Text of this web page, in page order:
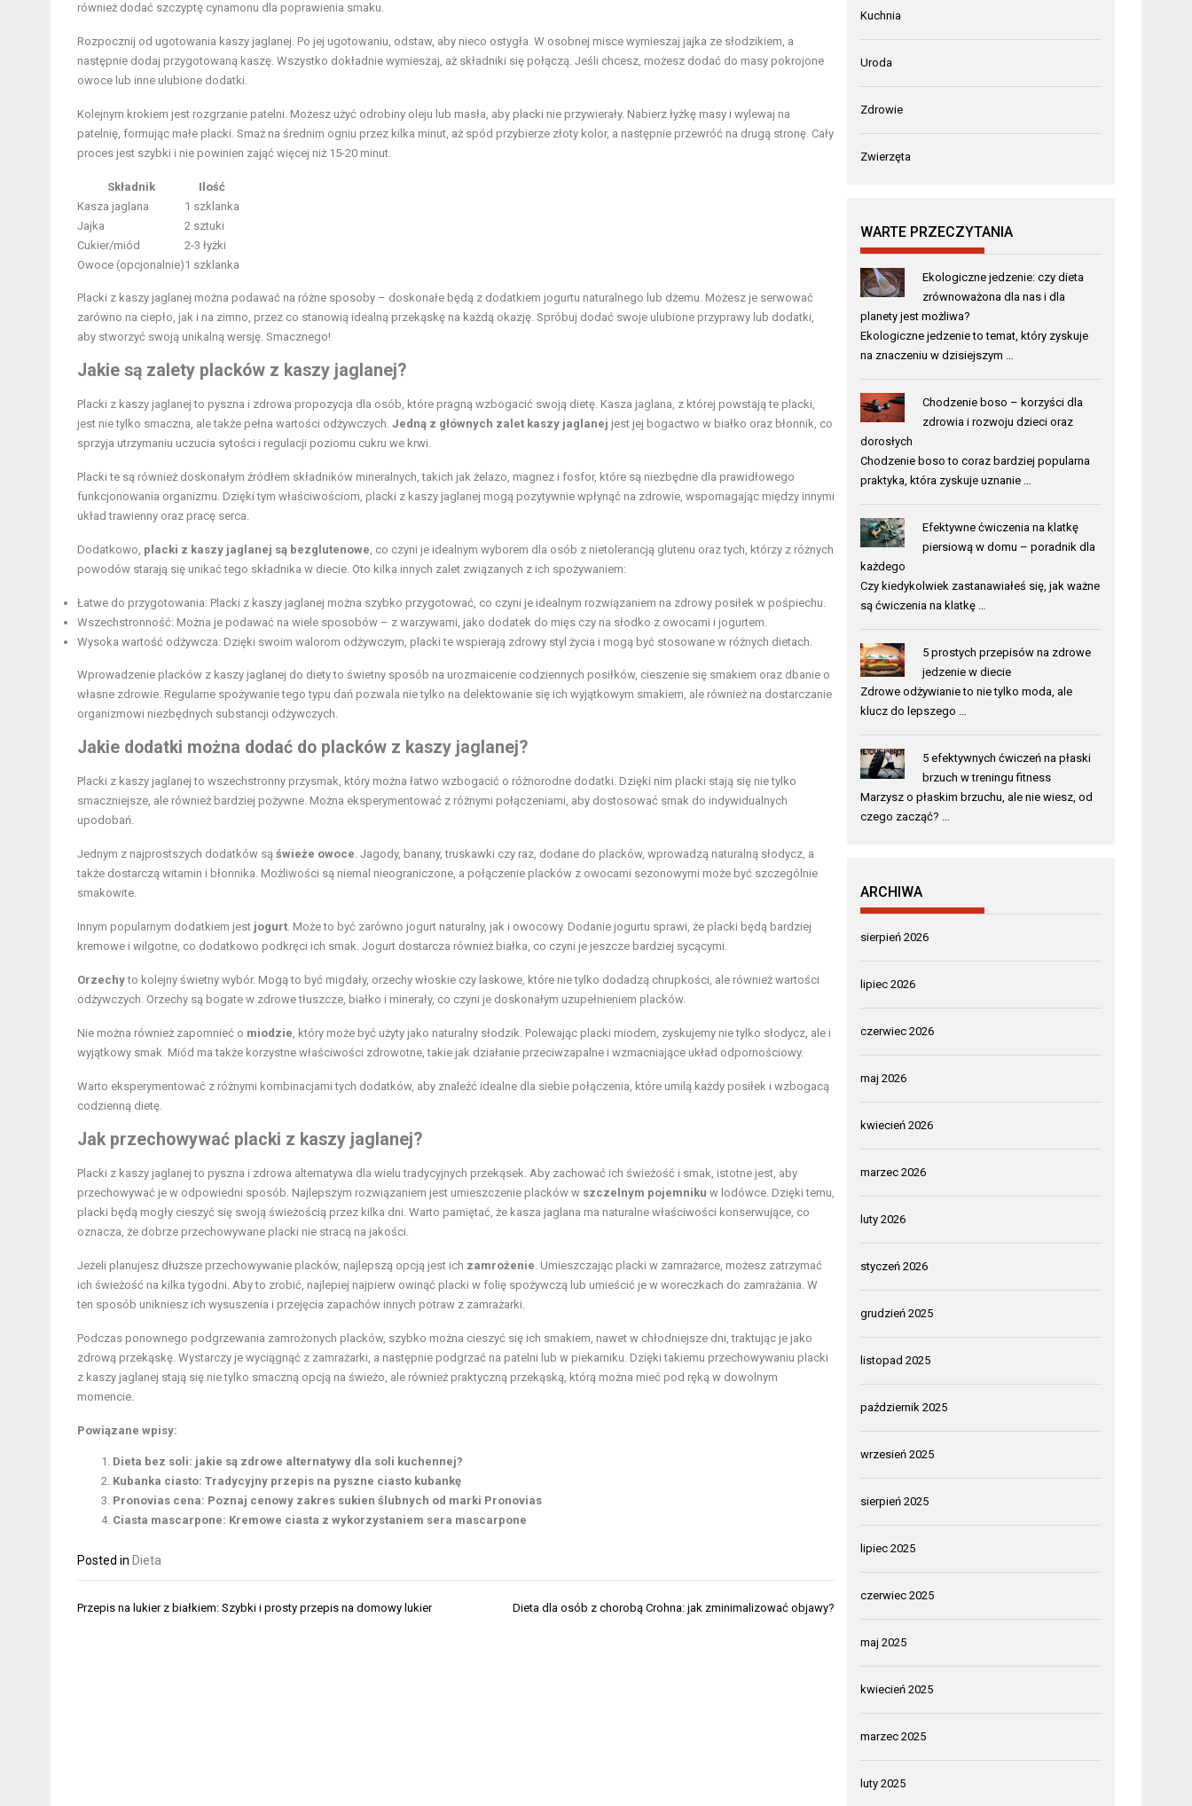
również dodać szczyptę cynamonu dla poprawienia smaku.
Rozpocznij od ugotowania kaszy jaglanej. Po jej ugotowaniu, odstaw, aby nieco ostygła. W osobnej misce wymieszaj jajka ze słodzikiem, a
następnie dodaj przygotowaną kaszę. Wszystko dokładnie wymieszaj, aż składniki się połączą. Jeśli chcesz, możesz dodać do masy pokrojone
owoce lub inne ulubione dodatki.
Kolejnym krokiem jest rozgrzanie patelni. Możesz użyć odrobiny oleju lub masła, aby placki nie przywierały. Nabierz łyżkę masy i wylewaj na
patelnię, formując małe placki. Smaż na średnim ogniu przez kilka minut, aż spód przybierze złoty kolor, a następnie przewróć na drugą stronę. Cały
proces jest szybki i nie powinien zająć więcej niż 15-20 minut.
Składnik
Ilość
Kasza jaglana
1 szklanka
Jajka
2 sztuki
Cukier/miód
2-3 łyżki
Owoce (opcjonalnie)1 szklanka
Placki z kaszy jaglanej można podawać na różne sposoby – doskonałe będą z dodatkiem jogurtu naturalnego lub dżemu. Możesz je serwować
zarówno na ciepło, jak i na zimno, przez co stanowią idealną przekąskę na każdą okazję. Spróbuj dodać swoje ulubione przyprawy lub dodatki,
aby stworzyć swoją unikalną wersję. Smacznego!
Jakie są zalety placków z kaszy jaglanej?
Placki z kaszy jaglanej to pyszna i zdrowa propozycja dla osób, które pragną wzbogacić swoją dietę. Kasza jaglana, z której powstają te placki,
jest nie tylko smaczna, ale także pełna wartości odżywczych. Jedną z głównych zalet kaszy jaglanej jest jej bogactwo w białko oraz błonnik, co
sprzyja utrzymaniu uczucia sytości i regulacji poziomu cukru we krwi.
Placki te są również doskonałym źródłem składników mineralnych, takich jak żelazo, magnez i fosfor, które są niezbędne dla prawidłowego
funkcjonowania organizmu. Dzięki tym właściwościom, placki z kaszy jaglanej mogą pozytywnie wpłynąć na zdrowie, wspomagając między innymi
układ trawienny oraz pracę serca.
Dodatkowo, placki z kaszy jaglanej są bezglutenowe, co czyni je idealnym wyborem dla osób z nietolerancją glutenu oraz tych, którzy z różnych
powodów starają się unikać tego składnika w diecie. Oto kilka innych zalet związanych z ich spożywaniem:
Łatwe do przygotowania: Placki z kaszy jaglanej można szybko przygotować, co czyni je idealnym rozwiązaniem na zdrowy posiłek w pośpiechu.
Wszechstronność: Można je podawać na wiele sposobów – z warzywami, jako dodatek do mięs czy na słodko z owocami i jogurtem.
Wysoka wartość odżywcza: Dzięki swoim walorom odżywczym, placki te wspierają zdrowy styl życia i mogą być stosowane w różnych dietach.
Wprowadzenie placków z kaszy jaglanej do diety to świetny sposób na urozmaicenie codziennych posiłków, cieszenie się smakiem oraz dbanie o
własne zdrowie. Regularne spożywanie tego typu dań pozwala nie tylko na delektowanie się ich wyjątkowym smakiem, ale również na dostarczanie
organizmowi niezbędnych substancji odżywczych.
Jakie dodatki można dodać do placków z kaszy jaglanej?
Placki z kaszy jaglanej to wszechstronny przysmak, który można łatwo wzbogacić o różnorodne dodatki. Dzięki nim placki stają się nie tylko
smaczniejsze, ale również bardziej pożywne. Można eksperymentować z różnymi połączeniami, aby dostosować smak do indywidualnych
upodobań.
Jednym z najprostszych dodatków są świeże owoce. Jagody, banany, truskawki czy raz, dodane do placków, wprowadzą naturalną słodycz, a
także dostarczą witamin i błonnika. Możliwości są niemal nieograniczone, a połączenie placków z owocami sezonowymi może być szczególnie
smakowite.
Innym popularnym dodatkiem jest jogurt. Może to być zarówno jogurt naturalny, jak i owocowy. Dodanie jogurtu sprawi, że placki będą bardziej
kremowe i wilgotne, co dodatkowo podkręci ich smak. Jogurt dostarcza również białka, co czyni je jeszcze bardziej sycącymi.
Orzechyto kolejny świetny wybór. Mogą to być migdały, orzechy włoskie czy laskowe, które nie tylko dodadzą chrupkości, ale również wartości
odżywczych. Orzechy są bogate w zdrowe tłuszcze, białko i minerały, co czyni je doskonałym uzupełnieniem placków.
Nie można również zapomnieć o miodzie, który może być użyty jako naturalny słodzik. Polewając placki miodem, zyskujemy nie tylko słodycz, ale i
wyjątkowy smak. Miód ma także korzystne właściwości zdrowotne, takie jak działanie przeciwzapalne i wzmacniające układ odpornościowy.
Warto eksperymentować z różnymi kombinacjami tych dodatków, aby znaleźć idealne dla siebie połączenia, które umilą każdy posiłek i wzbogacą
codzienną dietę.
Jak przechowywać placki z kaszy jaglanej?
Placki z kaszy jaglanej to pyszna i zdrowa alternatywa dla wielu tradycyjnych przekąsek. Aby zachować ich świeżość i smak, istotne jest, aby
przechowywać je w odpowiedni sposób. Najlepszym rozwiązaniem jest umieszczenie placków w szczelnym pojemniku w lodówce. Dzięki temu,
placki będą mogły cieszyć się swoją świeżością przez kilka dni. Warto pamiętać, że kasza jaglana ma naturalne właściwości konserwujące, co
oznacza, że dobrze przechowywane placki nie stracą na jakości.
Jeżeli planujesz dłuższe przechowywanie placków, najlepszą opcją jest ich zamrożenie. Umieszczając placki w zamrażarce, możesz zatrzymać
ich świeżość na kilka tygodni. Aby to zrobić, najlepiej najpierw owinąć placki w folię spożywczą lub umieścić je w woreczkach do zamrażania. W
ten sposób unikniesz ich wysuszenia i przejęcia zapachów innych potraw z zamrażarki.
Podczas ponownego podgrzewania zamrożonych placków, szybko można cieszyć się ich smakiem, nawet w chłodniejsze dni, traktując je jako
zdrową przekąskę. Wystarczy je wyciągnąć z zamrażarki, a następnie podgrzać na patelni lub w piekarniku. Dzięki takiemu przechowywaniu placki
z kaszy jaglanej stają się nie tylko smaczną opcją na świeżo, ale również praktyczną przekąską, którą można mieć pod ręką w dowolnym
momencie.
Powiązane wpisy:
Dieta bez soli: jakie są zdrowe alternatywy dla soli kuchennej?
Kubanka ciasto: Tradycyjny przepis na pyszne ciasto kubankę
Pronovias cena: Poznaj cenowy zakres sukien ślubnych od marki Pronovias
Ciasta mascarpone: Kremowe ciasta z wykorzystaniem sera mascarpone
Posted in Dieta
Nawigacja
Przepis na lukier z białkiem: Szybki i prosty przepis na domowy lukier Dieta dla osób z chorobą Crohna: jak zminimalizować objawy?
Kuchnia
Uroda
Zdrowie
Zwierzęta
WARTE PRZECZYTANIA
Ekologiczne jedzenie: czy dieta
zrównoważona dla nas i dla
planety jest możliwa?
Ekologiczne jedzenie to temat, który zyskuje
na znaczeniu w dzisiejszym …
Chodzenie boso – korzyści dla
zdrowia i rozwoju dzieci oraz
dorosłych
Chodzenie boso to coraz bardziej popularna
praktyka, która zyskuje uznanie …
Efektywne ćwiczenia na klatkę
piersiową w domu – poradnik dla
każdego
Czy kiedykolwiek zastanawiałeś się, jak ważne
są ćwiczenia na klatkę …
5 prostych przepisów na zdrowe
jedzenie w diecie
Zdrowe odżywianie to nie tylko moda, ale
klucz do lepszego …
5 efektywnych ćwiczeń na płaski
brzuch w treningu fitness
Marzysz o płaskim brzuchu, ale nie wiesz, od
czego zacząć? …
ARCHIWA
sierpień 2026
lipiec 2026
czerwiec 2026
maj 2026
kwiecień 2026
marzec 2026
luty 2026
styczeń 2026
grudzień 2025
listopad 2025
październik 2025
wrzesień 2025
sierpień 2025
lipiec 2025
czerwiec 2025
maj 2025
kwiecień 2025
marzec 2025
luty 2025